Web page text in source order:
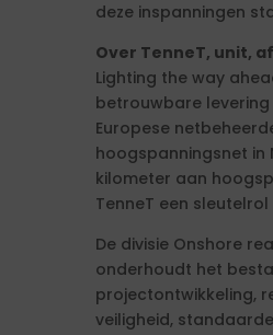
deze inspanningen
Over TenneT, unit,
Lighting the way
betrouwbare
Europese
hoogspanningsnet in
kilometer aan
TenneT een
De divisie Onshore
onderhoudt het
projectontwikkeling,
veiligheid,